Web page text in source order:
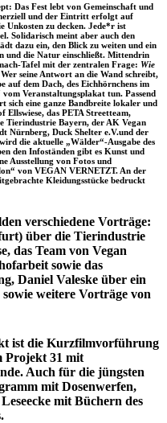
Das Fest lebt von Gemeinschaft und
und der Eintritt erfolgt auf
Unkosten zu decken. Jede*r ist
Solidarisch meint aber auch den
dazu ein, den Blick zu weiten und ein
und die Natur einschließt. Mittendrin
Tafel mit der zentralen Frage: Wie
Wer seine Antwort an die Wand schreibt,
auf dem Dach, des Eichhörnchens im
Veranstaltungsplakat tun. Passend
sich eine ganze Bandbreite lokaler und
das PETA Streetteam,
Tierindustrie Bayern, der AK Vegan
Nürnberg, Duck Shelter e.V.und der
die aktuelle „Wälder“-Ausgabe des
den Infoständen gibt es Kunst und
Ausstellung von Fotos und
von VEGAN VERNETZT. An der
Kleidungsstücke bedruckt
verschiedene Vorträge:
über die Tierindustrie
das Team von Vegan
sowie das
Daniel Valeske über ein
weitere Vorträge von
ist die Kurzfilmvorführung
Projekt 31 mit
Auch für die jüngsten
mit Dosenwerfen,
mit Büchern des